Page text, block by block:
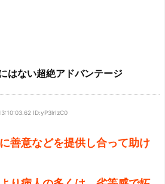
はない超絶アドバンテージ
ID:yP3lrIzC0
善意などを提供し合って助け